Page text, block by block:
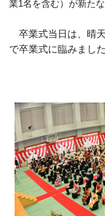
業1名を含む）が新た
卒業式当日は、晴
で卒業式に臨みました